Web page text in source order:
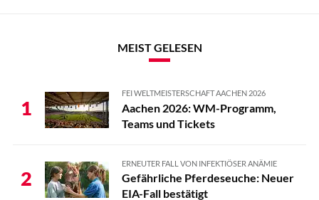
MEIST GELESEN
1
FEI WELTMEISTERSCHAFT AACHEN 2026
Aachen 2026: WM-Programm,
Teams und Tickets
2
ERNEUTER FALL VON INFEKTIÖSER ANÄMIE
Gefährliche Pferdeseuche: Neuer
EIA-Fall bestätigt